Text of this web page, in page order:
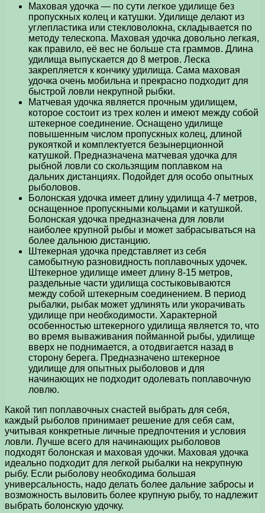
Маховая удочка — по сути легкое удилище без
пропускных колец и катушки. Удилище делают из
углепластика или стекловолокна, складывается по
методу телескопа. Маховая удочка довольно легкая,
как правило, её вес не больше ста граммов. Длина
удилища выпускается до 8 метров. Леска
закрепляется к кончику удилища. Сама маховая
удочка очень мобильна и прекрасно подходит для
быстрой ловли некрупной рыбки.
Матчевая удочка является прочным удилищем,
которое состоит из трех колен и имеют между собой
штекерное соединение. Оснащено удилище
повышенным числом пропускных колец, длиной
рукояткой и комплектуется безынерционной
катушкой. Предназначена матчевая удочка для
рыбной ловли со скользящим поплавком на
дальних дистанциях. Подойдет для особо опытных
рыболовов.
Болонская удочка имеет длину удилища 4-7 метров,
оснащенное пропускными кольцами и катушкой.
Болонская удочка предназначена для ловли
наиболее крупной рыбы и может забрасываться на
более дальнюю дистанцию.
Штекерная удочка представляет из себя
самобытную разновидность поплавочных удочек.
Штекерное удилище имеет длину 8-15 метров,
раздельные части удилища состыковываются
между собой штекерным соединением. В период
рыбалки, рыбак может удлинять или укорачивать
удилище при необходимости. Характерной
особенностью штекерного удилища является то, что
во время вываживания пойманной рыбы, удилище
вверх не поднимается, а отодвигается назад в
сторону берега. Предназначено штекерное
удилище для опытных рыболовов и для
начинающих не подходит одолевать поплавочную
ловлю.
Какой тип поплавочных снастей выбрать для себя,
каждый рыболов принимает решение для себя сам,
учитывая конкретные личные предпочтения и условия
ловли. Лучше всего для начинающих рыболовов
подходят болонская и маховая удочки. Маховая удочка
идеально подходит для легкой рыбалки на некрупную
рыбу. Если рыболову необходима большая
универсальность, надо делать более дальние забросы и
возможность выловить более крупную рыбу, то надлежит
выбрать болонскую удочку.